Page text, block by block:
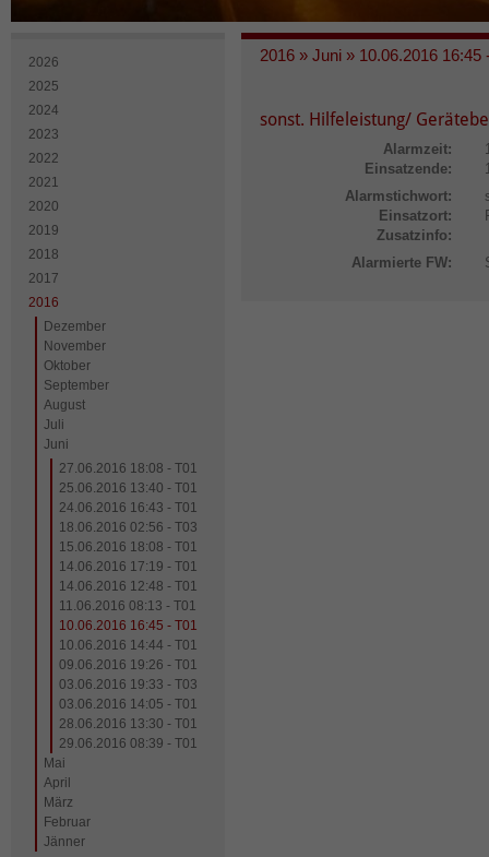
2026
2025
2024
2023
2022
2021
2020
2019
2018
2017
2016
Dezember
November
Oktober
September
August
Juli
Juni
27.06.2016 18:08 - T01
25.06.2016 13:40 - T01
24.06.2016 16:43 - T01
18.06.2016 02:56 - T03
15.06.2016 18:08 - T01
14.06.2016 17:19 - T01
14.06.2016 12:48 - T01
11.06.2016 08:13 - T01
10.06.2016 16:45 - T01
10.06.2016 14:44 - T01
09.06.2016 19:26 - T01
03.06.2016 19:33 - T03
03.06.2016 14:05 - T01
28.06.2016 13:30 - T01
29.06.2016 08:39 - T01
Mai
April
März
Februar
Jänner
2016 » Juni » 10.06.2016 16:45
sonst. Hilfeleistung/
Alarmzeit:
Einsatzende:
Alarmstichwort:
Einsatzort:
Zusatzinfo:
Alarmierte FW: